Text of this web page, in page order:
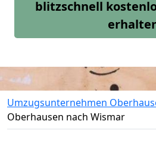
blitzschnell
Umzugsunternehmen
Oberhausen nach Wismar